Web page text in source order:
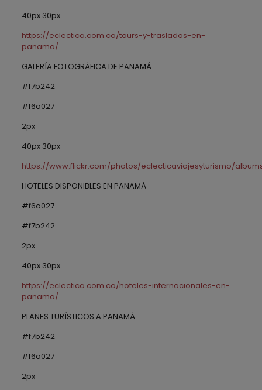
40px 30px
https://eclectica.com.co/tours-y-traslados-en-
panama/
GALERÍA FOTOGRÁFICA DE PANAMÁ
#f7b242
#f6a027
2px
40px 30px
https://www.flickr.com/photos/eclecticaviajesyturismo/albums/
HOTELES DISPONIBLES EN PANAMÁ
#f6a027
#f7b242
2px
40px 30px
https://eclectica.com.co/hoteles-internacionales-en-
panama/
PLANES TURÍSTICOS A PANAMÁ
#f7b242
#f6a027
2px